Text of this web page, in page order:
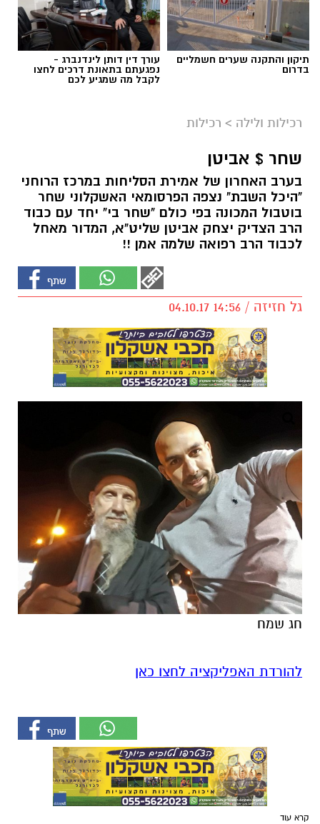
תיקון והתקנה שערים חשמליים
בדרום
עורך דין דותן לינדנברג -
נפגעתם בתאונת דרכים לחצו
לקבל מה שמגיע לכם
רכילות ולילה > רכילות
שחר $ אביטן
בערב האחרון של אמירת הסליחות במרכז הרוחני
"היכל השבת" נצפה הפרסומאי האשקלוני שחר
בוטבול המכונה בפי כולם "שחר בי" יחד עם כבוד
הרב הצדיק יצחק אביטן שליט"א, המדור מאחל
לכבוד הרב רפואה שלמה אמן !!
גל חזיזה / 14:56 04.10.17
חג שמח
להורדת האפליקציה לחצו כאן
קרא עוד